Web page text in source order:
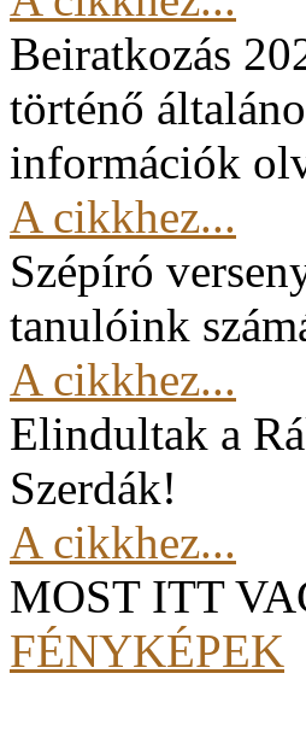
Beiratkozás
történő
információk
A cikkhez...
Szépíró
tanulóink
A cikkhez...
Elindultak a
Szerdák!
A cikkhez...
MOST ITT
FÉNYKÉPEK